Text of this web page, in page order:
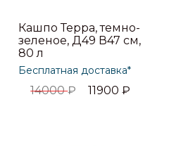
Кашпо Терра, темно-
зеленое, Д49 В47 см,
80 л
Бесплатная доставка*
14000₽ 11900₽